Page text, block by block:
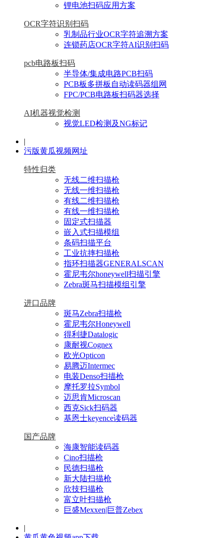
锂电池扫码应用方案
OCR字符识别扫码
乳制品行业OCR字符追溯方案
连锁药店OCR字符AI识别扫码
pcb电路板扫码
半导体/集成电路PCB扫码
PCB板多拼板自动读码器组网
FPC/PCB电路板扫码器选择
AI机器视觉检测
视觉LED检测及NG标记
|
污版黄瓜视频网址
特性归类
无线二维扫描枪
无线一维扫描枪
有线二维扫描枪
有线一维扫描枪
固定式扫描器
嵌入式扫描模组
条码扫描平台
工业抗摔扫描枪
指环扫描器GENERALSCAN
霍尼韦尔honeywell扫描引擎
Zebra斑马扫描模组引擎
进口品牌
斑马Zebra扫描枪
霍尼韦尔Honeywell
得利捷Datalogic
康耐视Cognex
欧光Opticon
易腾迈Intermec
电装Denso扫描枪
摩托罗拉Symbol
迈思肯Microscan
西克Sick扫码器
基恩士keyence读码器
国产品牌
海康智能读码器
Cino扫描枪
民德扫描枪
新大陆扫描枪
欣技扫描枪
富立叶扫描枪
巨盛Mexxen|巨普Zebex
|